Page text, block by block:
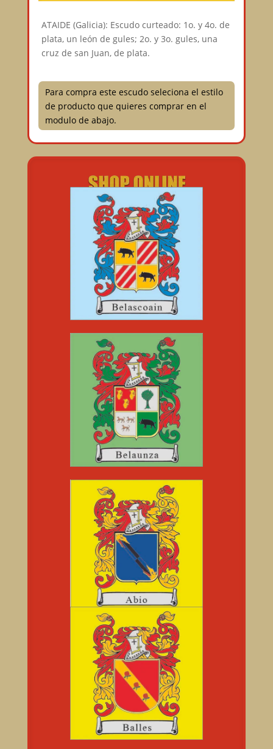
ATAIDE (Galicia): Escudo curteado: 1o. y 4o. de
plata, un león de gules; 2o. y 3o. gules, una
cruz de san Juan, de plata.
Para compra este escudo seleciona el estilo
de producto que quieres comprar en el
modulo de abajo.